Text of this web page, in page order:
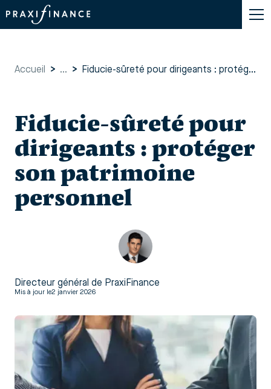
Accueil > ... > Fiducie-sûreté pour dirigeants : protéger son patrimoine personnel
Fiducie-sûreté pour
dirigeants : protéger
son patrimoine
personnel
Directeur général de PraxiFinance
Mis à jour le2 janvier 2026